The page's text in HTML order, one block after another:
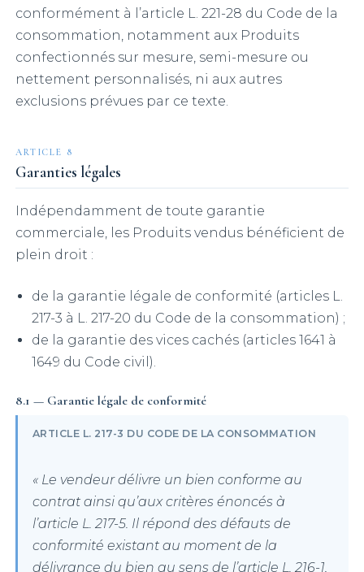
conformément à l’article L. 221-28 du Code de la
consommation, notamment aux Produits
confectionnés sur mesure, semi-mesure ou
nettement personnalisés, ni aux autres
exclusions prévues par ce texte.
ARTICLE 8
Garanties légales
Indépendamment de toute garantie
commerciale, les Produits vendus bénéficient de
plein droit :
de la garantie légale de conformité (articles L.
217-3 à L. 217-20 du Code de la consommation) ;
de la garantie des vices cachés (articles 1641 à
1649 du Code civil).
8.1 — Garantie légale de conformité
ARTICLE L. 217-3 DU CODE DE LA CONSOMMATION
« Le vendeur délivre un bien conforme au
contrat ainsi qu’aux critères énoncés à
l’article L. 217-5. Il répond des défauts de
conformité existant au moment de la
délivrance du bien au sens de l’article L. 216-1,